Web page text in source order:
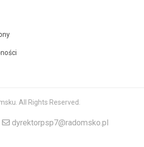
All Rights Reserved.
dyrektorpsp7@radomsko.pl